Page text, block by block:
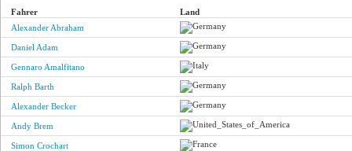
Fahrer
Land
Alexander Abraham
Daniel Adam
Gennaro Amalfitano
Ralph Barth
Alexander Becker
Andy Brem
Simon Crochart